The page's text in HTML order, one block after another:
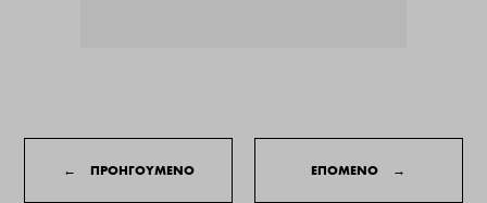
← ΠΡΟΗΓΟΥΜΕΝΟ ΕΠΟΜΕΝΟ →